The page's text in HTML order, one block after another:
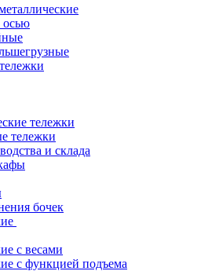
осью
тележки
тележки
и склада
бочек
с весами
с функцией подъема